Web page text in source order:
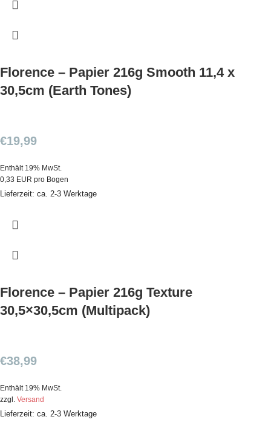
Florence – Papier 216g Smooth 11,4 x
30,5cm (Earth Tones)
€19,99
Enthält 19% MwSt.
0,33 EUR pro Bogen
Lieferzeit: ca. 2-3 Werktage
Florence – Papier 216g Texture
30,5×30,5cm (Multipack)
€38,99
Enthält 19% MwSt.
zzgl. Versand
Lieferzeit: ca. 2-3 Werktage